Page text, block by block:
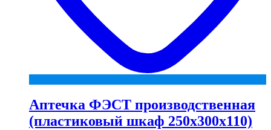
Аптечка ФЭСТ производственная
(пластиковый шкаф 250х300х110)